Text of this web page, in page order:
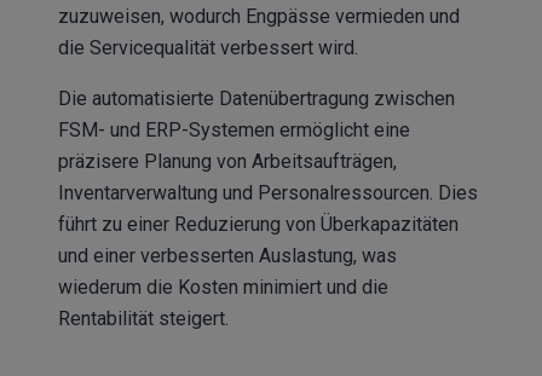
zuzuweisen, wodurch Engpässe vermieden und
die Servicequalität verbessert wird.
Die automatisierte Datenübertragung zwischen
FSM- und ERP-Systemen ermöglicht eine
präzisere Planung von Arbeitsaufträgen,
Inventarverwaltung und Personalressourcen. Dies
führt zu einer Reduzierung von Überkapazitäten
und einer verbesserten Auslastung, was
wiederum die Kosten minimiert und die
Rentabilität steigert.